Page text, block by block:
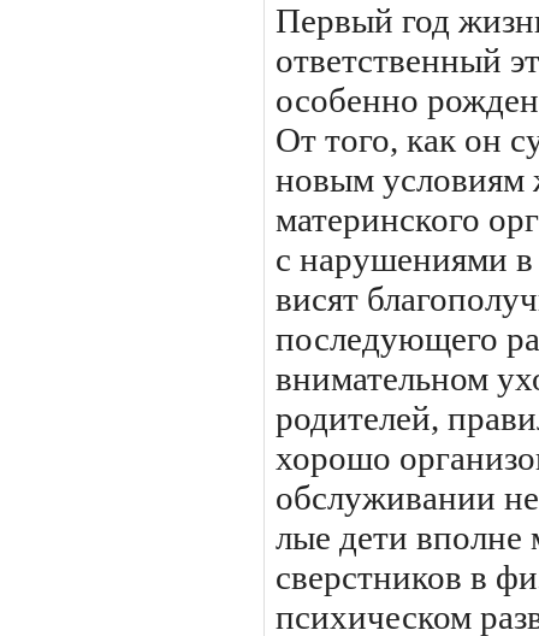
Первый год
ответственный
особенно
От того, как он
новым условиям
материнского
с нарушениями в
висят
последующего
внимательном
родителей,
хорошо
обслуживании
лые дети вполне
сверстников в
психическом